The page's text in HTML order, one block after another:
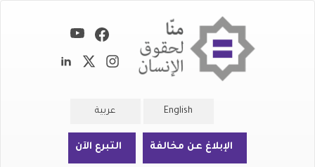
English عربية
الإبلاغ عن مخالفة التبرع الآن